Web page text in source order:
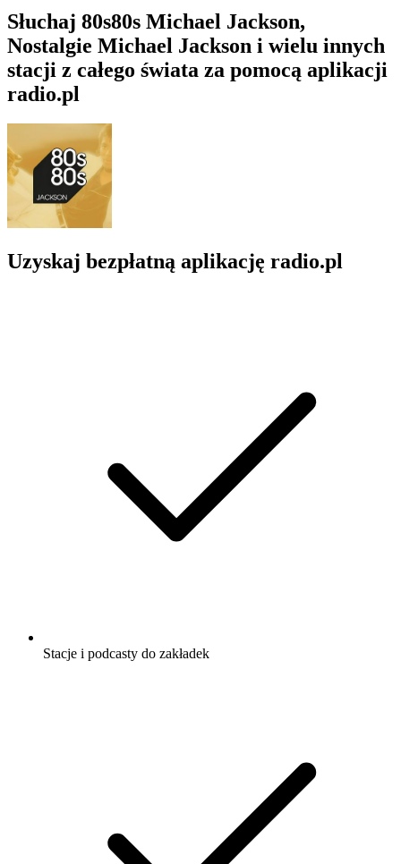
Słuchaj 80s80s Michael Jackson,
Nostalgie Michael Jackson i wielu innych
stacji z całego świata za pomocą aplikacji
radio.pl
Uzyskaj bezpłatną aplikację radio.pl
Stacje i podcasty do zakładek